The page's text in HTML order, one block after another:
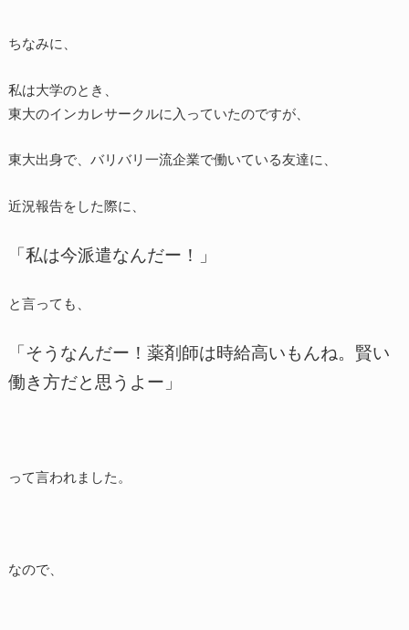
ちなみに、
私は大学のとき、
東大のインカレサークルに入っていたのですが、
東大出身で、バリバリ一流企業で働いている友達に、
近況報告をした際に、
「私は今派遣なんだー！」
と言っても、
「そうなんだー！薬剤師は時給高いもんね。賢い
働き方だと思うよー」
って言われました。
なので、